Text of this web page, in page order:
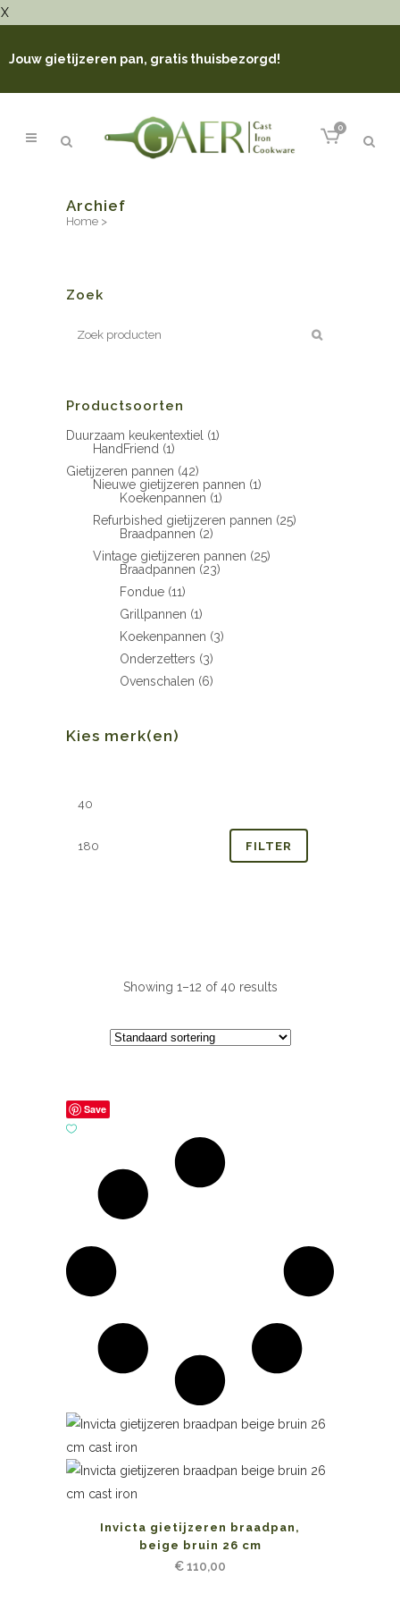
X
Jouw gietijzeren pan, gratis thuisbezorgd!
0
Archief
Home >
Zoek
Productsoorten
Duurzaam keukentextiel (1)
HandFriend (1)
Gietijzeren pannen (42)
Nieuwe gietijzeren pannen (1)
Koekenpannen (1)
Refurbished gietijzeren pannen (25)
Braadpannen (2)
Vintage gietijzeren pannen (25)
Braadpannen (23)
Fondue (11)
Grillpannen (1)
Koekenpannen (3)
Onderzetters (3)
Ovenschalen (6)
Kies merk(en)
FILTER
Showing 1–12 of 40 results
Save
Invicta gietijzeren braadpan,
beige bruin 26 cm
€110,00